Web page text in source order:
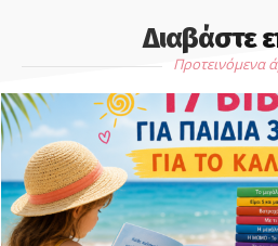
Διαβάστε
Προτεινόμενα